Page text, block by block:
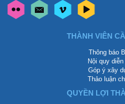
THÀNH VIÊN
Thông báo
Nội quy diễn
Góp ý xây
Thảo luận
QUYỀN LỢI